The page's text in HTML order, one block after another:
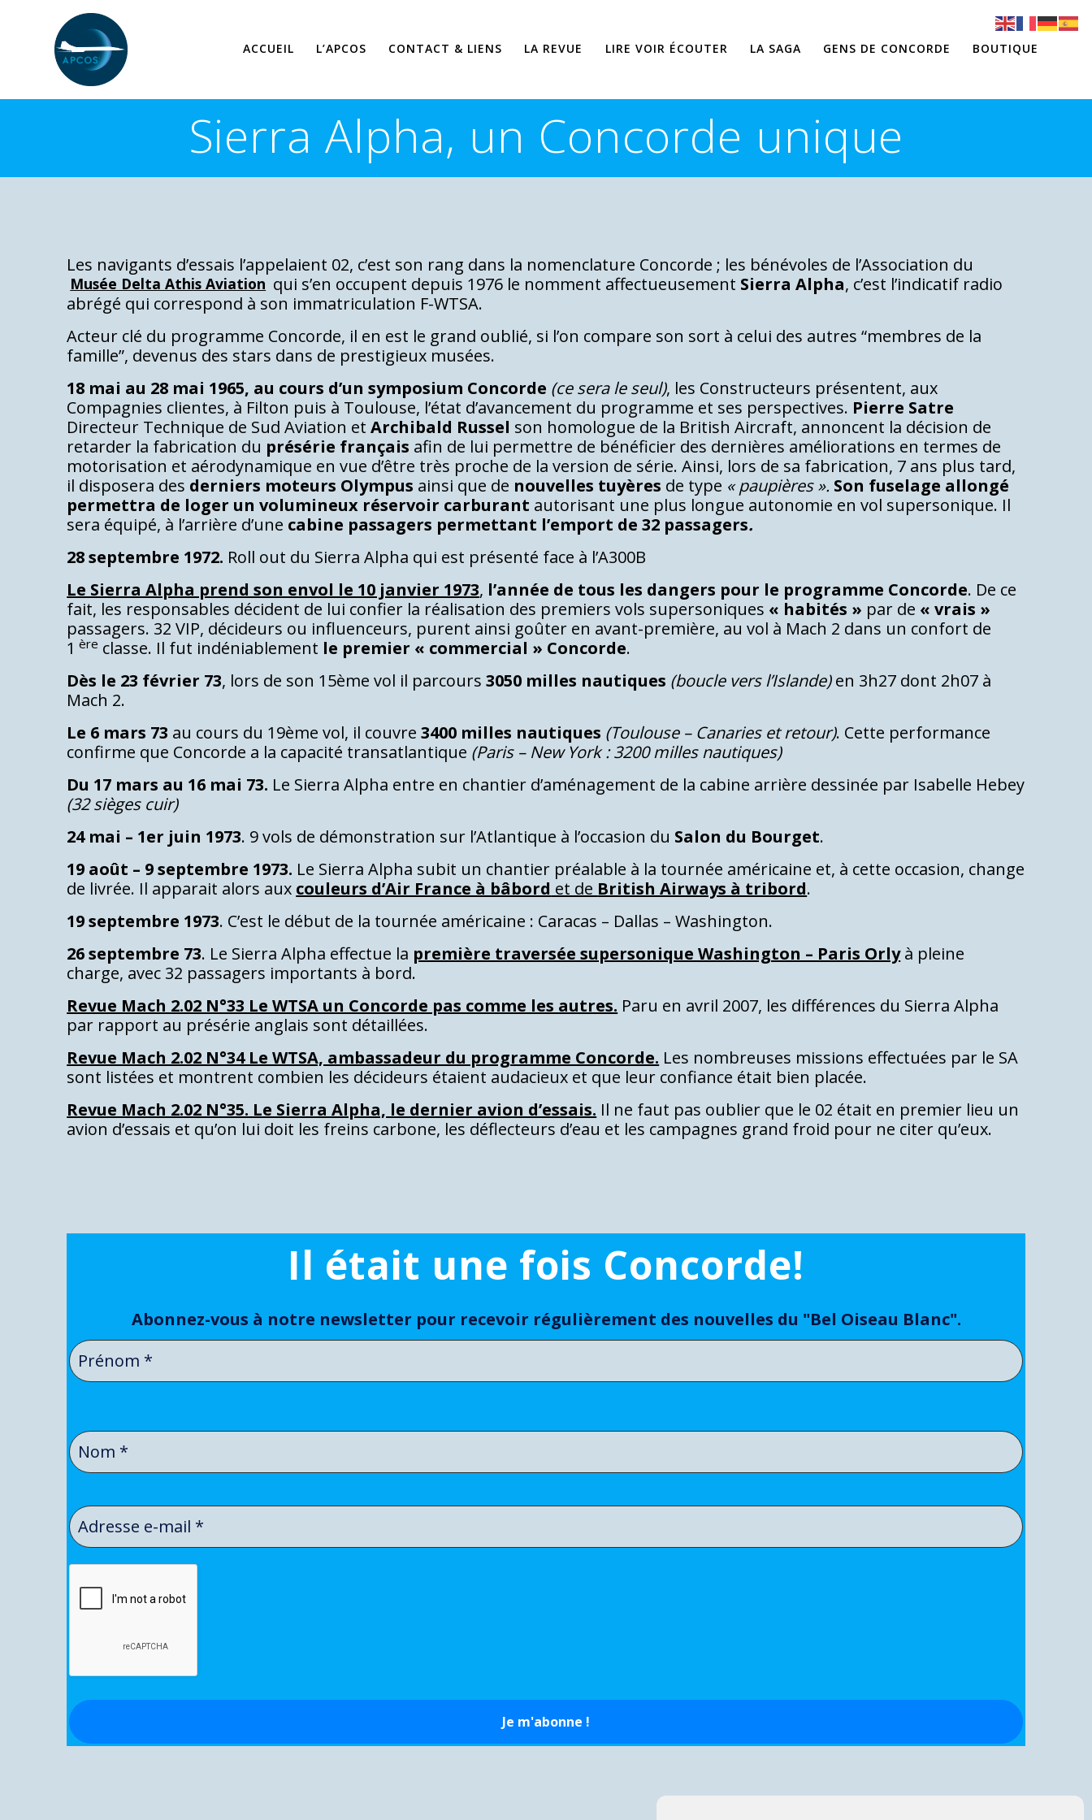
ACCUEIL L’APCOS CONTACT & LIENS LA REVUE LIRE VOIR ÉCOUTER LA SAGA GENS DE CONCORDE BOUTIQUE
Sierra Alpha, un Concorde unique
Les navigants d’essais l’appelaient 02, c’est son rang dans la nomenclature Concorde ; les bénévoles de l’Association du
Musée Delta Athis Aviation qui s’en occupent depuis 1976 le nomment affectueusement Sierra Alpha, c’est l’indicatif radio
abrégé qui correspond à son immatriculation F-WTSA.
Acteur clé du programme Concorde, il en est le grand oublié, si l’on compare son sort à celui des autres “membres de la
famille”, devenus des stars dans de prestigieux musées.
18 mai au 28 mai 1965, au cours d’un symposium Concorde (ce sera le seul), les Constructeurs présentent, aux
Compagnies clientes, à Filton puis à Toulouse, l’état d’avancement du programme et ses perspectives. Pierre Satre
Directeur Technique de Sud Aviation etArchibald Russel son homologue de la British Aircraft, annoncent la décision de
retarder la fabrication du présérie français afin de lui permettre de bénéficier des dernières améliorations en termes de
motorisation et aérodynamique en vue d’être très proche de la version de série. Ainsi, lors de sa fabrication, 7 ans plus tard,
il disposera des derniers moteurs Olympus ainsi que de nouvelles tuyères de type « paupières ». Son fuselage allongé
permettra de loger un volumineux réservoir carburant autorisant une plus longue autonomie en vol supersonique. Il
sera équipé, à l’arrière d’une cabine passagers permettant l’emport de 32 passagers.
28 septembre 1972. Roll out du Sierra Alpha qui est présenté face à l’A300B
Le Sierra Alpha prend son envol le 10 janvier 1973, l’année de tous les dangers pour le programme Concorde. De ce
fait, les responsables décident de lui confier la réalisation des premiers vols supersoniques « habités » par de « vrais »
passagers. 32 VIP, décideurs ou influenceurs, purent ainsi goûter en avant-première, au vol à Mach 2 dans un confort de
1 ère classe. Il fut indéniablement le premier « commercial » Concorde.
Dès le 23 février 73, lors de son 15ème vol il parcours3050 milles nautiques (boucle vers l’Islande)en 3h27 dont 2h07 à
Mach 2.
Le 6 mars 73 au cours du 19ème vol, il couvre3400 milles nautiques (Toulouse – Canaries et retour). Cette performance
confirme que Concorde a la capacité transatlantique (Paris – New York : 3200 milles nautiques)
Du 17 mars au 16 mai 73. Le Sierra Alpha entre en chantier d’aménagement de la cabine arrière dessinée par Isabelle Hebey
(32 sièges cuir)
24 mai – 1er juin 1973. 9 vols de démonstration sur l’Atlantique à l’occasion du Salon du Bourget.
19 août – 9 septembre 1973. Le Sierra Alpha subit un chantier préalable à la tournée américaine et, à cette occasion, change
de livrée. Il apparait alors aux couleurs d’Air France à bâbord et de British Airways à tribord.
19 septembre 1973. C’est le début de la tournée américaine : Caracas – Dallas – Washington.
26 septembre 73. Le Sierra Alpha effectue la première traversée supersonique Washington – Paris Orlyà pleine
charge, avec 32 passagers importants à bord.
Revue Mach 2.02 N°33 Le WTSA un Concorde pas comme les autres. Paru en avril 2007, les différences du Sierra Alpha
par rapport au présérie anglais sont détaillées.
Revue Mach 2.02 N°34 Le WTSA, ambassadeur du programme Concorde. Les nombreuses missions effectuées par le SA
sont listées et montrent combien les décideurs étaient audacieux et que leur confiance était bien placée.
Revue Mach 2.02 N°35. Le Sierra Alpha, le dernier avion d’essais. Il ne faut pas oublier que le 02 était en premier lieu un
avion d’essais et qu’on lui doit les freins carbone, les déflecteurs d’eau et les campagnes grand froid pour ne citer qu’eux.
Il était une fois Concorde!
Abonnez-vous à notre newsletter pour recevoir régulièrement des nouvelles du "Bel Oiseau Blanc".